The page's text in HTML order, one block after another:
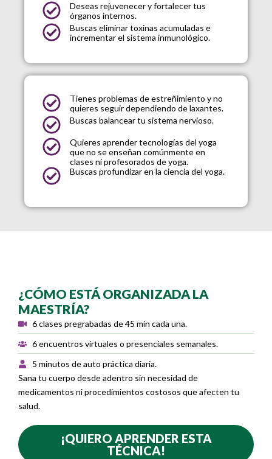
Deseas rejuvenecer y fortalecer tus
órganos internos.
Buscas eliminar toxinas acumuladas e
incrementar el sistema inmunológico.
Tienes problemas de estreñimiento y no
quieres seguir dependiendo de laxantes.
Buscas balancear tu sistema nervioso.
Quieres aprender tecnologías del yoga
que no se enseñan comúnmente en
clases ni profesorados de yoga.
Buscas profundizar en la ciencia del yoga.
¿CÓMO ESTÁ ORGANIZADA LA
MAESTRÍA?
6 clases pregrabadas de 45 min cada una.
6 encuentros virtuales o presenciales semanales.
5 minutos de auto práctica diaria.
Sana tu cuerpo desde adentro sin necesidad de
medicamentos ni procedimientos costosos que afecten tu
salud.
¡QUIERO APRENDER ESTA
TÉCNICA!